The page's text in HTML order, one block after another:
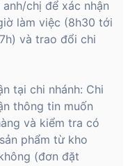
chị để xác nhận
làm việc (8h30 tới
và trao đổi chi
tại chi nhánh: Chi
thông tin muốn
và kiểm tra có
phẩm từ kho
(đơn đặt